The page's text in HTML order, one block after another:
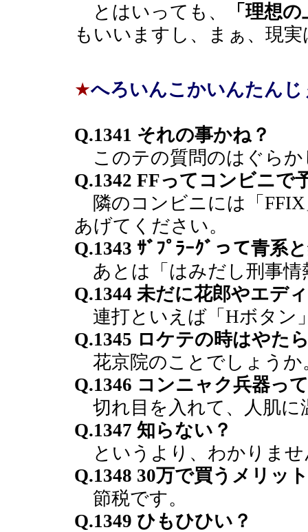
とはいっても、
「理想
もいいますし、まぁ、現
★へろいんこかいんたんじ
Q.1341 それの事かね？
このテの質問のはぐらか
Q.1342 FFってコンビニで
隣のコンビニには「
あげてください。
Q.1343 ｻﾞﾌﾟﾗｰｸﾞって青系
あとは「はみだし刑事情
Q.1344 未だに花郎やエデ
連打といえば「Hボタン
Q.1345 ロケテの時はやた
花京院のことでしょうか
Q.1346 コンニャク兵器っ
切れ目を入れて、人肌に
Q.1347 知らない？
というより、わかりませ
Q.1348 30万で買うメリッ
節税です。
Q.1349 ひもひひい？